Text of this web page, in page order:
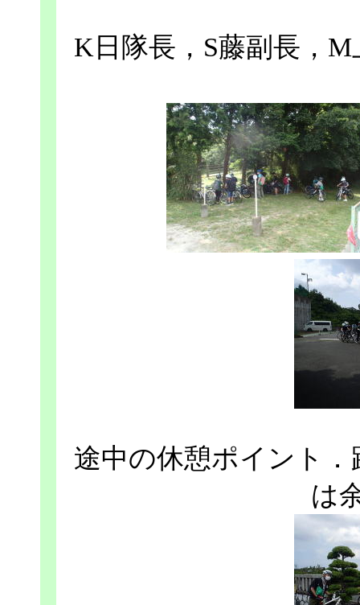
K日隊長，S藤副長，
途中の休憩ポイント
は